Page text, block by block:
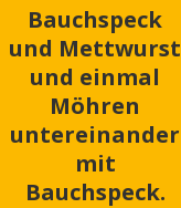
Bauchspeck
und Mettwurst
und einmal
Möhren
untereinander
mit
Bauchspeck.